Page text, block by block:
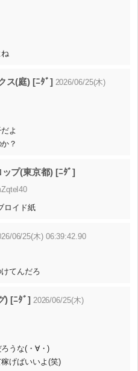
ス(庭) [ﾆﾀﾞ] 2026/06/25(木)
よ
？
プ(東京都) [ﾆﾀﾞ]
ロイド紙
06/25(木) 06:39:42.90
てんだろ
) [ﾆﾀﾞ] 2026/06/25(木)
うな(⁠・⁠∀⁠・⁠)
げばいいよ(⁠笑)